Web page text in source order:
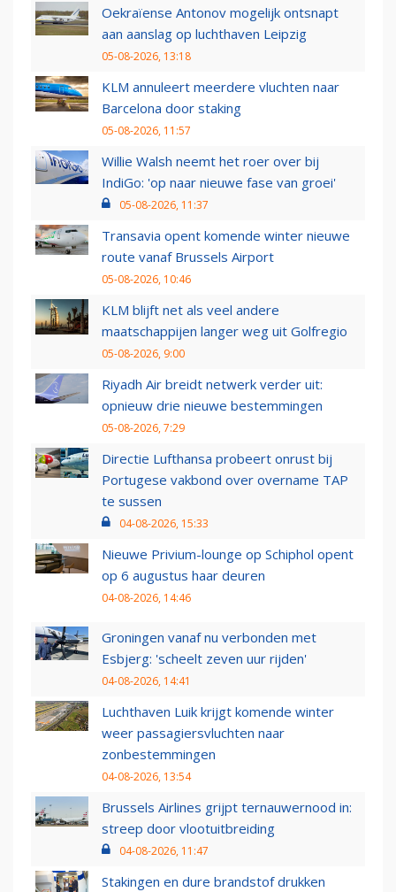
Oekraïense Antonov mogelijk ontsnapt
aan aanslag op luchthaven Leipzig
05-08-2026, 13:18
KLM annuleert meerdere vluchten naar
Barcelona door staking
05-08-2026, 11:57
Willie Walsh neemt het roer over bij
IndiGo: 'op naar nieuwe fase van groei'
05-08-2026, 11:37
Transavia opent komende winter nieuwe
route vanaf Brussels Airport
05-08-2026, 10:46
KLM blijft net als veel andere
maatschappijen langer weg uit Golfregio
05-08-2026, 9:00
Riyadh Air breidt netwerk verder uit:
opnieuw drie nieuwe bestemmingen
05-08-2026, 7:29
Directie Lufthansa probeert onrust bij
Portugese vakbond over overname TAP
te sussen
04-08-2026, 15:33
Nieuwe Privium-lounge op Schiphol opent
op 6 augustus haar deuren
04-08-2026, 14:46
Groningen vanaf nu verbonden met
Esbjerg: 'scheelt zeven uur rijden'
04-08-2026, 14:41
Luchthaven Luik krijgt komende winter
weer passagiersvluchten naar
zonbestemmingen
04-08-2026, 13:54
Brussels Airlines grijpt ternauwernood in:
streep door vlootuitbreiding
04-08-2026, 11:47
Stakingen en dure brandstof drukken